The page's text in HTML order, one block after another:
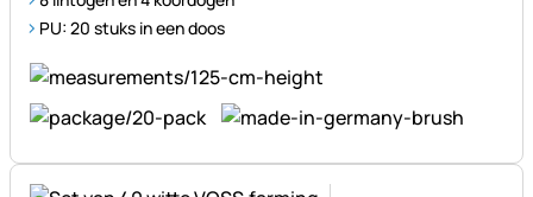
PU: 20 stuks in een doos